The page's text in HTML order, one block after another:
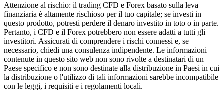
Attenzione al rischio: il trading CFD e Forex basato sulla leva
finanziaria è altamente rischioso per il tuo capitale; se investi in
questo prodotto, potresti perdere il denaro investito in toto o in parte.
Pertanto, i CFD e il Forex potrebbero non essere adatti a tutti gli
investitori. Assicurati di comprendere i rischi connessi e, se
necessario, chiedi una consulenza indipendente. Le informazioni
contenute in questo sito web non sono rivolte a destinatari di un
Paese specifico e non sono destinate alla distribuzione in Paesi in cui
la distribuzione o l'utilizzo di tali informazioni sarebbe incompatibile
con le leggi, i requisiti e i regolamenti locali.